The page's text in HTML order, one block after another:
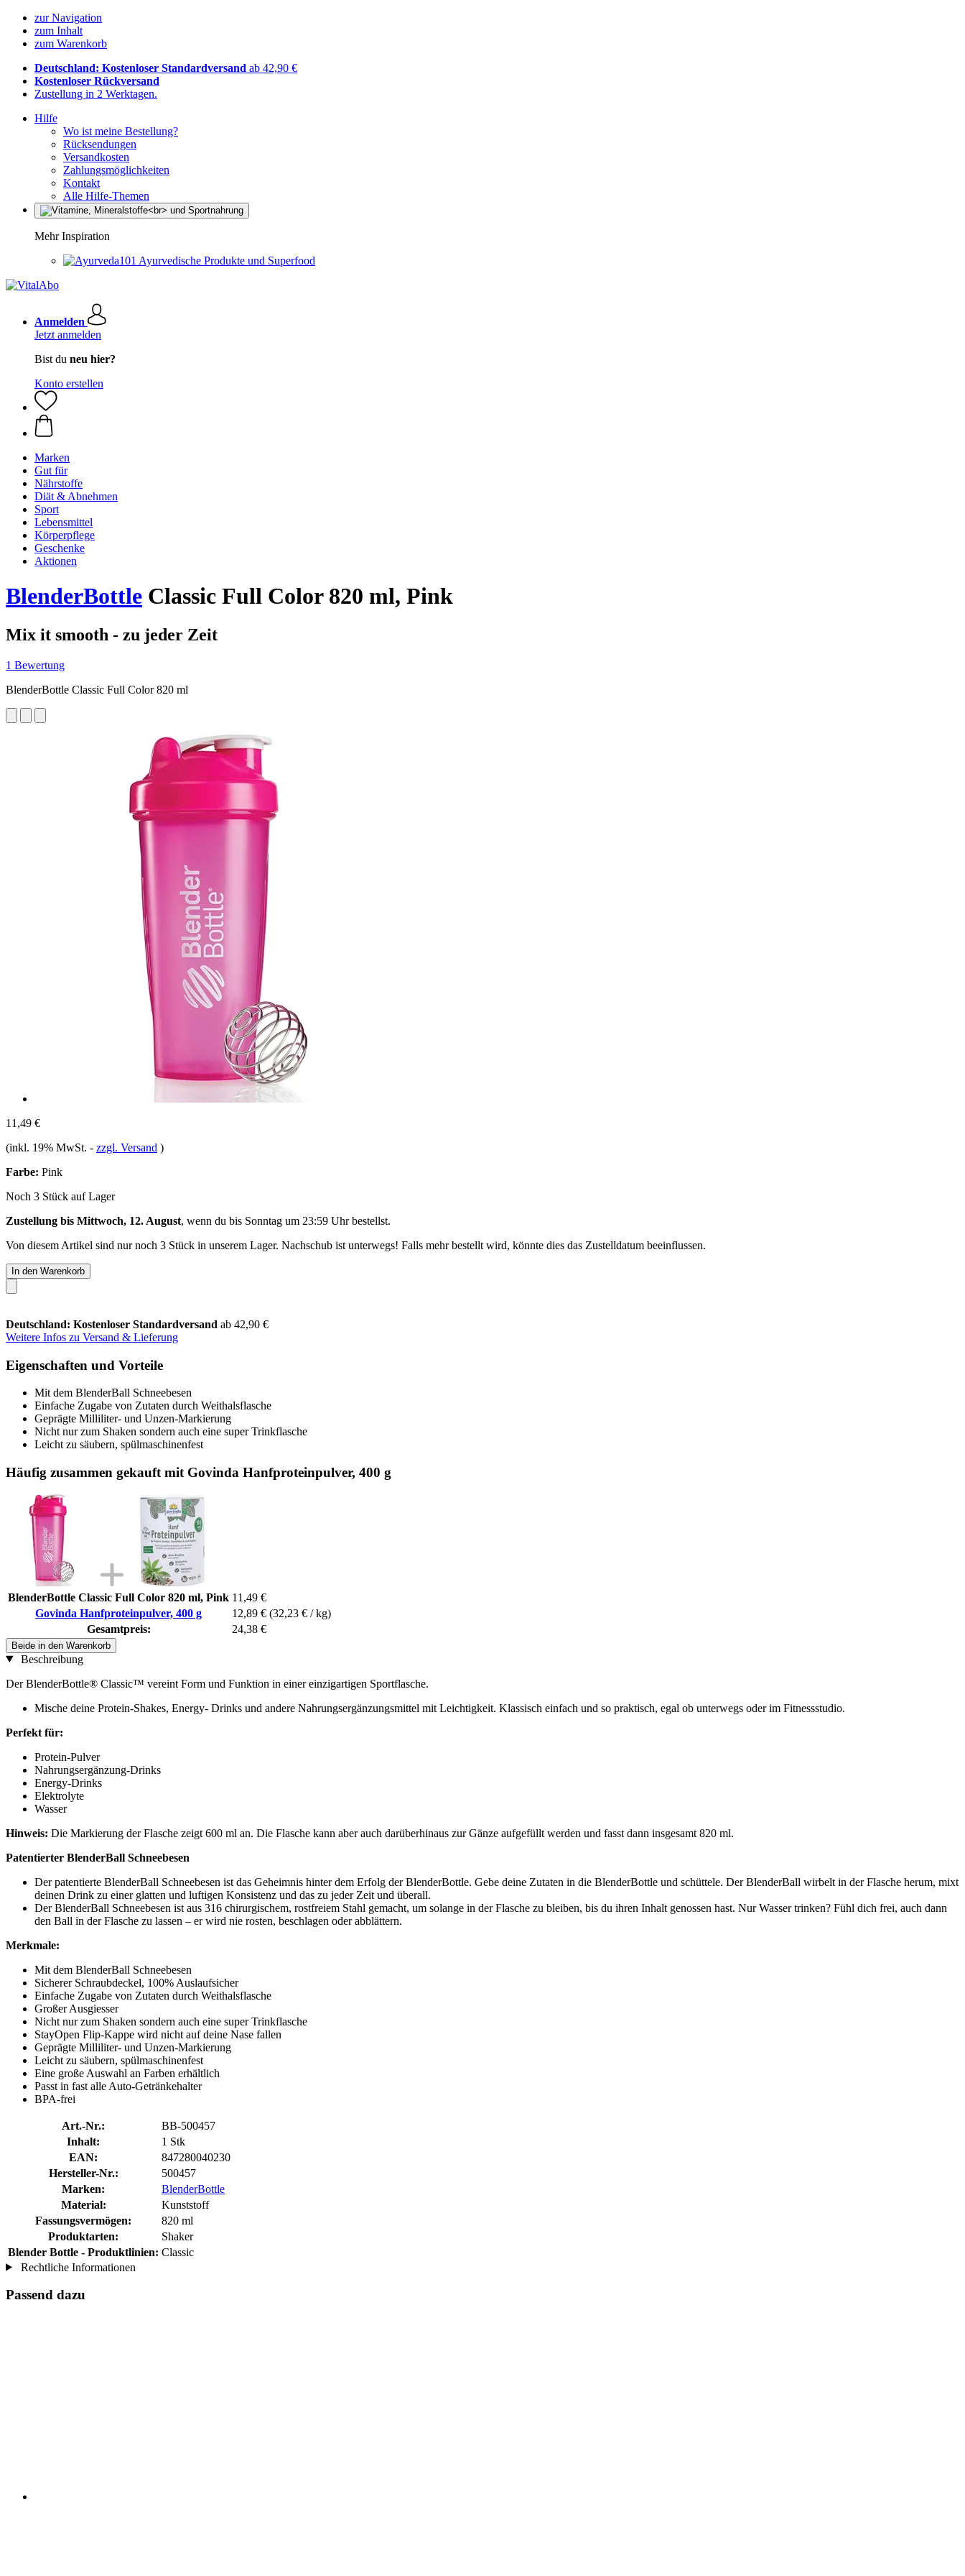
zur Navigation
zum Inhalt
zum Warenkorb
Deutschland: Kostenloser Standardversand ab 42,90 €
Kostenloser Rückversand
Zustellung in 2 Werktagen.
Hilfe
Wo ist meine Bestellung?
Rücksendungen
Versandkosten
Zahlungsmöglichkeiten
Kontakt
Alle Hilfe-Themen
Mehr Inspiration
Ayurvedische Produkte und Superfood
Anmelden
Jetzt anmelden
Bist du neu hier?
Konto erstellen
Marken
Gut für
Nährstoffe
Diät & Abnehmen
Sport
Lebensmittel
Körperpflege
Geschenke
Aktionen
BlenderBottle Classic Full Color 820 ml, Pink
Mix it smooth - zu jeder Zeit
1 Bewertung
BlenderBottle Classic Full Color 820 ml
11,49 €
(inkl. 19% MwSt. - zzgl. Versand )
Farbe: Pink
Noch 3 Stück auf Lager
Zustellung bis Mittwoch, 12. August, wenn du bis Sonntag um 23:59 Uhrbestellst.
Von diesem Artikel sind nur noch 3 Stück in unserem Lager. Nachschub ist unterwegs! Falls mehr bestellt wird, könnte dies das Zustelldatum beeinflussen.
In den Warenkorb
Deutschland: Kostenloser Standardversand ab 42,90 €
Weitere Infos zu Versand & Lieferung
Eigenschaften und Vorteile
Mit dem BlenderBall Schneebesen
Einfache Zugabe von Zutaten durch Weithalsflasche
Geprägte Milliliter- und Unzen-Markierung
Nicht nur zum Shaken sondern auch eine super Trinkflasche
Leicht zu säubern, spülmaschinenfest
Häufig zusammen gekauft mit Govinda Hanfproteinpulver, 400 g
BlenderBottle Classic Full Color 820 ml, Pink 11,49 €
Govinda Hanfproteinpulver, 400 g
12,89 € (32,23 € / kg)
Gesamtpreis:
24,38 €
Beide in den Warenkorb
Beschreibung
Der BlenderBottle® Classic™ vereint Form und Funktion in einer einzigartigen Sportflasche.
Mische deine Protein-Shakes, Energy- Drinks und andere Nahrungsergänzungsmittel mit Leichtigkeit. Klassisch einfach und so praktisch, egal ob unterwegs oder im Fitnessstudio.
Perfekt für:
Protein-Pulver
Nahrungsergänzung-Drinks
Energy-Drinks
Elektrolyte
Wasser
Hinweis: Die Markierung der Flasche zeigt 600 ml an. Die Flasche kann aber auch darüberhinaus zur Gänze aufgefüllt werden und fasst dann insgesamt 820 ml.
Patentierter BlenderBall Schneebesen
Der patentierte BlenderBall Schneebesen ist das Geheimnis hinter dem Erfolg der BlenderBottle. Gebe deine Zutaten in die BlenderBottle und schüttele. Der BlenderBall wirbelt in der Flasche herum, mixt
deinen Drink zu einer glatten und luftigen Konsistenz und das zu jeder Zeit und überall.
Der BlenderBall Schneebesen ist aus 316 chirurgischem, rostfreiem Stahl gemacht, um solange in der Flasche zu bleiben, bis du ihren Inhalt genossen hast. Nur Wasser trinken? Fühl dich frei, auch dann
den Ball in der Flasche zu lassen – er wird nie rosten, beschlagen oder abblättern.
Merkmale:
Mit dem BlenderBall Schneebesen
Sicherer Schraubdeckel, 100% Auslaufsicher
Einfache Zugabe von Zutaten durch Weithalsflasche
Großer Ausgiesser
Nicht nur zum Shaken sondern auch eine super Trinkflasche
StayOpen Flip-Kappe wird nicht auf deine Nase fallen
Geprägte Milliliter- und Unzen-Markierung
Leicht zu säubern, spülmaschinenfest
Eine große Auswahl an Farben erhältlich
Passt in fast alle Auto-Getränkehalter
BPA-frei
Art.-Nr.:
BB-500457
Inhalt:
1 Stk
EAN:
847280040230
Hersteller-Nr.:
500457
Marken:
BlenderBottle
Material:
Kunststoff
Fassungsvermögen:
820 ml
Produktarten:
Shaker
Blender Bottle - Produktlinien: Classic
Rechtliche Informationen
Passend dazu